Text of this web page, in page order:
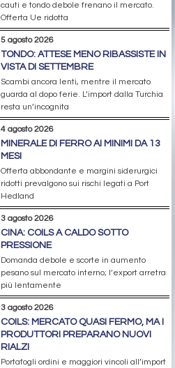
cauti e tondo debole frenano il mercato.
Offerta Ue ridotta
5 agosto 2026
TONDO: ATTESE MENO RIBASSISTE IN
VISTA DI SETTEMBRE
Scambi ancora lenti, mentre il mercato
guarda al dopo ferie. L’import dalla Turchia
resta un’incognita
4 agosto 2026
MINERALE DI FERRO AI MINIMI DA 13
MESI
Offerta abbondante e margini siderurgici
ridotti prevalgono sui rischi legati a Port
Hedland
3 agosto 2026
CINA: COILS A CALDO SOTTO
PRESSIONE
Domanda debole e scorte in aumento
pesano sul mercato interno; l’export arretra
più lentamente
3 agosto 2026
COILS: MERCATO QUASI FERMO, MA I
PRODUTTORI PREPARANO NUOVI
RIALZI
Portafogli ordini e maggiori vincoli all’import